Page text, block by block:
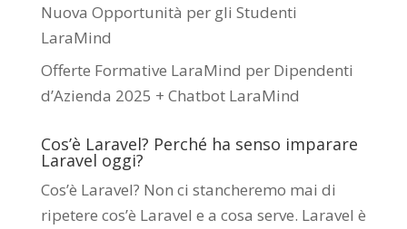
Nuova Opportunità per gli Studenti
LaraMind
Offerte Formative LaraMind per Dipendenti
d’Azienda 2025 + Chatbot LaraMind
Cos’è Laravel? Perché ha senso imparare
Laravel oggi?
Cos’è Laravel? Non ci stancheremo mai di
ripetere cos’è Laravel e a cosa serve. Laravel è